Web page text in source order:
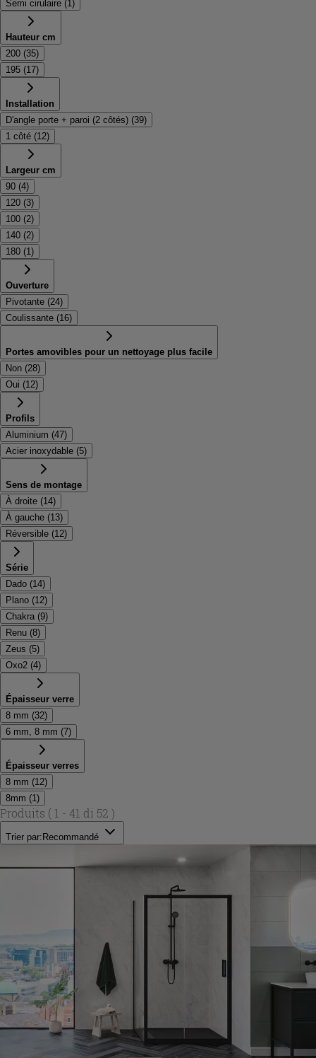
Semi cirulaire (1 )
Hauteur cm
200 (35)
195 (17)
Installation
D'angle porte + paroi (2 côtés) (39)
1 côté (12)
Largeur cm
90 (4)
120 (3)
100 (2)
140 (2)
180 (1 )
Ouverture
Pivotante (24)
Coulissante (16)
Portes amovibles pour un nettoyage plus facile
Non (28)
Oui (12)
Profils
Aluminium (47)
Acier inoxydable (5)
Sens de montage
À droite (14)
À gauche (13)
Réversible (12)
Série
Dado (14)
Plano (12)
Chakra (9)
Renu (8)
Zeus (5)
Oxo2 (4)
Épaisseur verre
8 mm (32)
6 mm, 8 mm (7)
Épaisseur verres
8 mm (12)
8mm (1 )
Produits ( 1 - 41 di 52 )
Trier par: Recommandé